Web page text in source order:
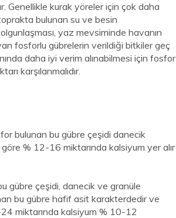
Genellikle kurak yöreler için çok daha
bulunan su ve besin
yaz mevsiminde havanın
fosforlu gübrelerin verildiği bitkiler geç
daha iyi verim alınabilmesi için fosfor
karşılanmalıdır.
bulunan bu gübre çeşidi danecik
% 12-16 miktarında kalsiyum yer alır
gübre çeşidi, danecik ve granüle
bu gübre hafif asit karakterdedir ve
miktarında kalsiyum % 10-12